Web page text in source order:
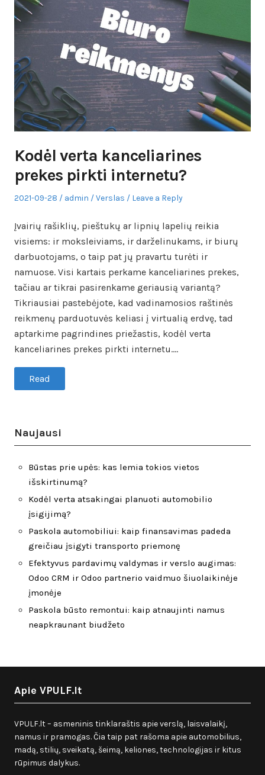
Kodėl verta kanceliarines
prekes pirkti internetu?
Posted
2021-09-28 Author
admin
Posted
Verslas Leave a Reply
Įvairių rašiklių, pieštukų ar lipnių lapelių reikia
visiems: ir moksleiviams, ir darželinukams, ir biurų
darbuotojams, o taip pat jų pravartu turėti ir
namuose. Visi kartais perkame kanceliarines prekes,
tačiau ar tikrai pasirenkame geriausią variantą?
Tikriausiai pastebėjote, kad vadinamosios raštinės
reikmenų parduotuvės keliasi į virtualią erdvę, tad
aptarkime pagrindines priežastis, kodėl verta
kanceliarines prekes pirkti internetu.…
Read
Naujausi
Būstas prie upės: kas lemia tokios vietos
išskirtinumą?
Kodėl verta atsakingai planuoti automobilio
įsigijimą?
Paskola automobiliui: kaip finansavimas padeda
greičiau įsigyti transporto priemonę
Efektyvus pardavimų valdymas ir verslo augimas:
Odoo CRM ir Odoo partnerio vaidmuo šiuolaikinėje
įmonėje
Paskola būsto remontui: kaip atnaujinti namus
neapkraunant biudžeto
Apie VPULF.lt
VPULF.lt – asmeninis tinklaraštis apie verslą, laisvalaikį,
namus ir pramogas. Čia taip pat rašoma apie automobilius,
madą, stilių, sveikatą, šeimą, keliones, technologijas ir kitus
rūpimus dalykus.